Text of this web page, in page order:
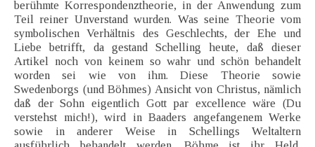
berühmte Korrespondenztheorie, in der Anwendung zum
Teil reiner Unverstand wurden. Was seine Theorie vom
symbolischen Verhältnis des Geschlechts, der Ehe und
Liebe betrifft, da gestand Schelling heute, daß dieser
Artikel noch von keinem so wahr und schön behandelt
worden sei wie von ihm. Diese Theorie sowie
Swedenborgs (und Böhmes) Ansicht von Christus, nämlich
daß der Sohn eigentlich Gott par excellence wäre (Du
verstehst mich!), wird in Baaders angefangenem Werke
sowie in anderer Weise in Schellings Weltaltern